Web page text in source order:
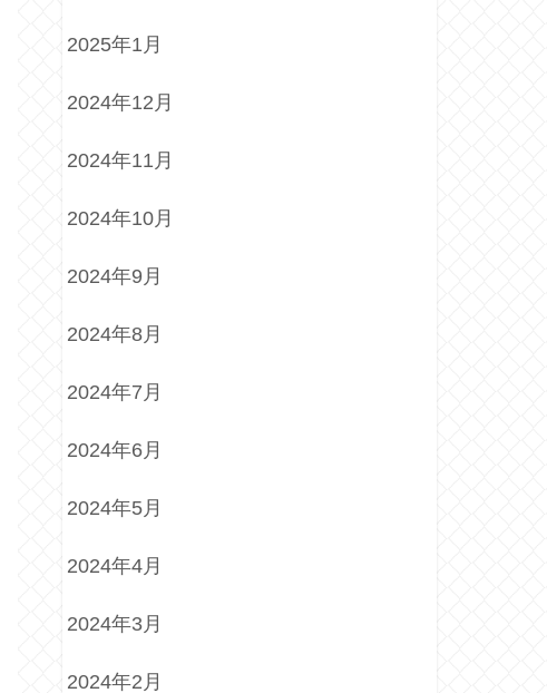
2025年1月
2024年12月
2024年11月
2024年10月
2024年9月
2024年8月
2024年7月
2024年6月
2024年5月
2024年4月
2024年3月
2024年2月